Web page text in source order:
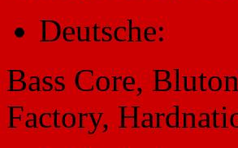
Deutsche:
Bass Core,
Factory,